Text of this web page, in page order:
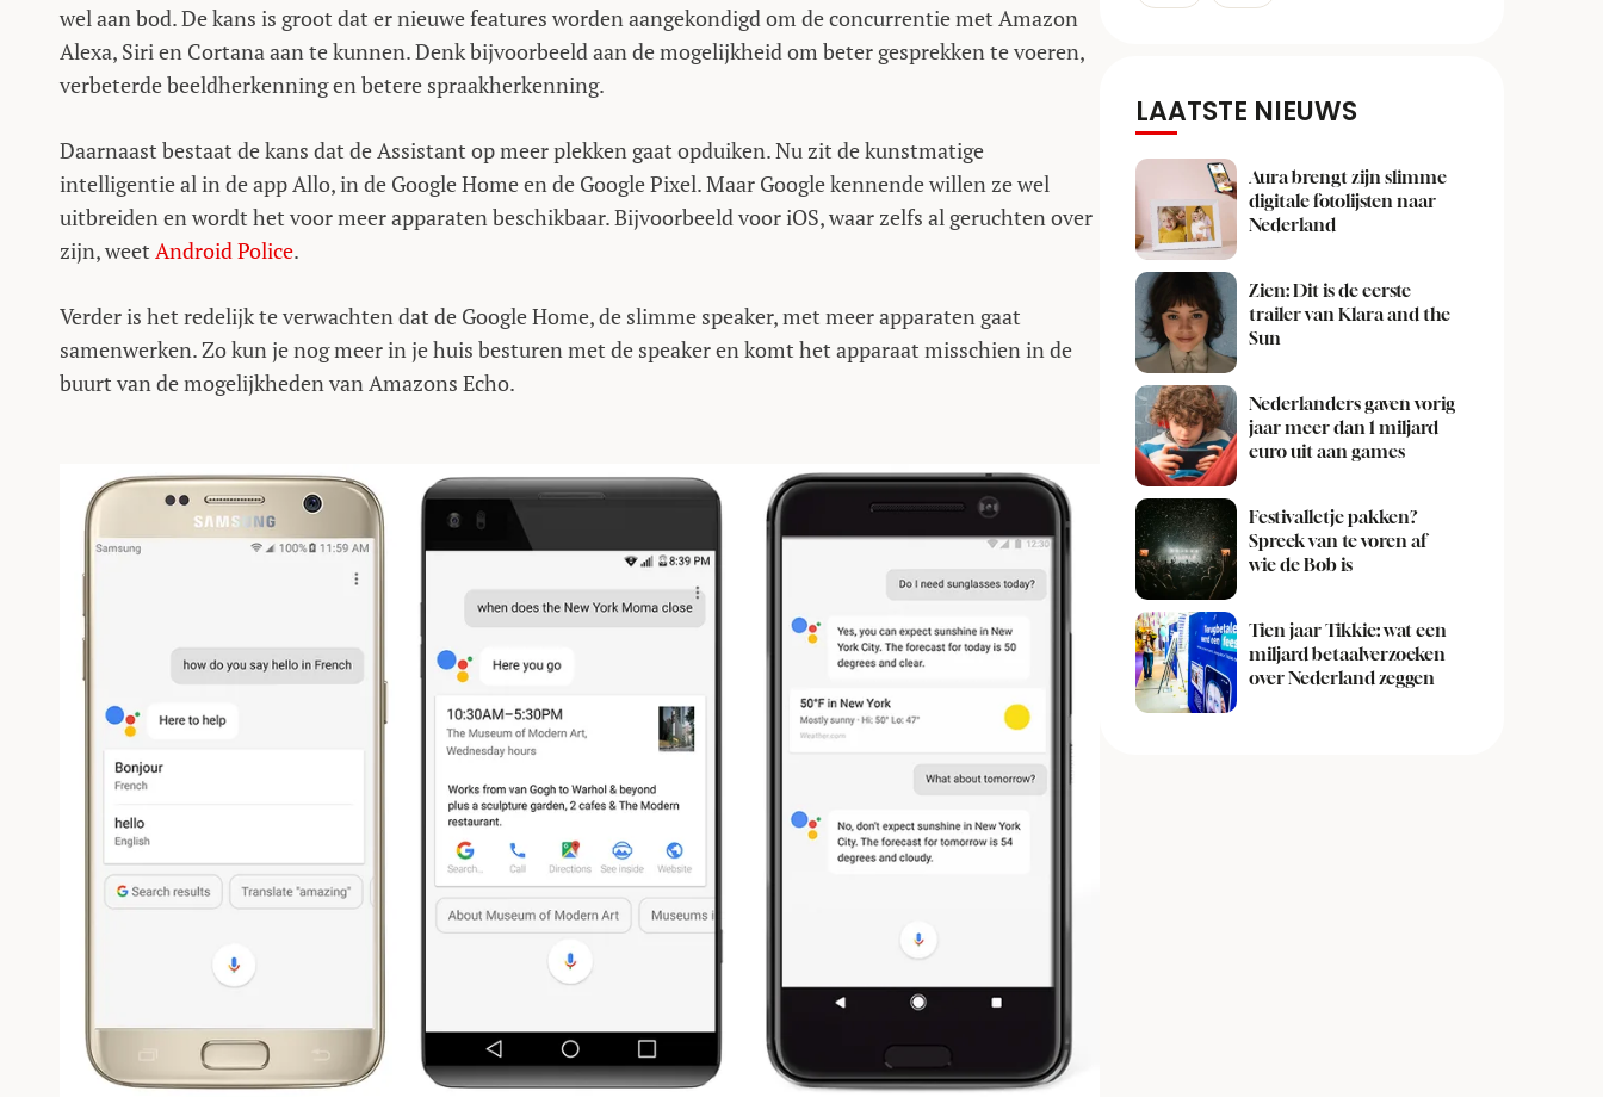
wel aan bod. De kans is groot dat er nieuwe features worden aangekondigd om de concurrentie met Amazon
Alexa, Siri en Cortana aan te kunnen. Denk bijvoorbeeld aan de mogelijkheid om beter gesprekken te voeren,
verbeterde beeldherkenning en betere spraakherkenning.
Daarnaast bestaat de kans dat de Assistant op meer plekken gaat opduiken. Nu zit de kunstmatige
intelligentie al in de app Allo, in de Google Home en de Google Pixel. Maar Google kennende willen ze wel
uitbreiden en wordt het voor meer apparaten beschikbaar. Bijvoorbeeld voor iOS, waar zelfs al geruchten over
zijn, weet Android Police.
Verder is het redelijk te verwachten dat de Google Home, de slimme speaker, met meer apparaten gaat
samenwerken. Zo kun je nog meer in je huis besturen met de speaker en komt het apparaat misschien in de
buurt van de mogelijkheden van Amazons Echo.
LAATSTE NIEUWS
Aura brengt zijn slimme
digitale fotolijsten naar
Nederland
Zien: Dit is de eerste
trailer van Klara and the
Sun
Nederlanders gaven vorig
jaar meer dan 1 miljard
euro uit aan games
Festivalletje pakken?
Spreek van te voren af
wie de Bob is
Tien jaar Tikkie: wat een
miljard betaalverzoeken
over Nederland zeggen